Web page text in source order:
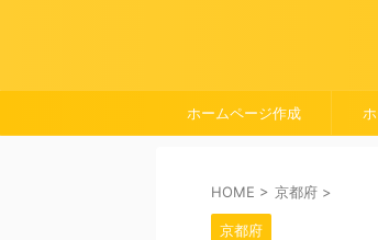
ホームページ作成
HOME > 京都府 >
京都府